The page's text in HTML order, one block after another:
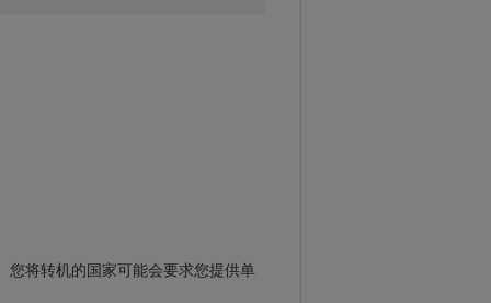
您将转机的国家可能会要求您提供单